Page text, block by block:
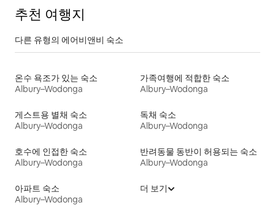
추천 여행지
다른 유형의 에어비앤비 숙소
온수 욕조가 있는 숙소
Albury–Wodonga
가족여행에 적합한 숙소
Albury–Wodonga
게스트용 별채 숙소
Albury–Wodonga
독채 숙소
Albury–Wodonga
호수에 인접한 숙소
Albury–Wodonga
반려동물 동반이 허용되는 숙소
Albury–Wodonga
아파트 숙소
Albury–Wodonga
더 보기